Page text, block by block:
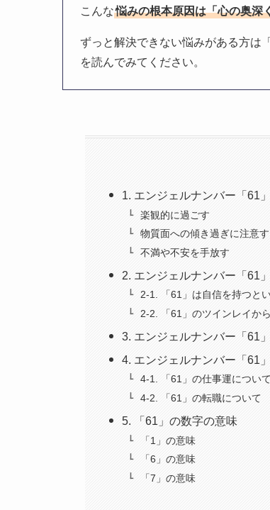
こんな悩みの根本原因は「心の奥深
ずっと解決できない悩みがある方は「
を読んでみてください。
1. エンジェルナンバー「61
楽観的に過ごす
物質面への傾き過ぎに注意
不満や不安を手放す
2. エンジェルナンバー「61
2-1. 「61」は自信を持つと
2-2. 「61」のツインレイか
3. エンジェルナンバー「61
4. エンジェルナンバー「61
4-1. 「61」の仕事運について
4-2. 「61」の転職について
5. 「61」の数字の意味
「1」の意味
「6」の意味
「7」の意味